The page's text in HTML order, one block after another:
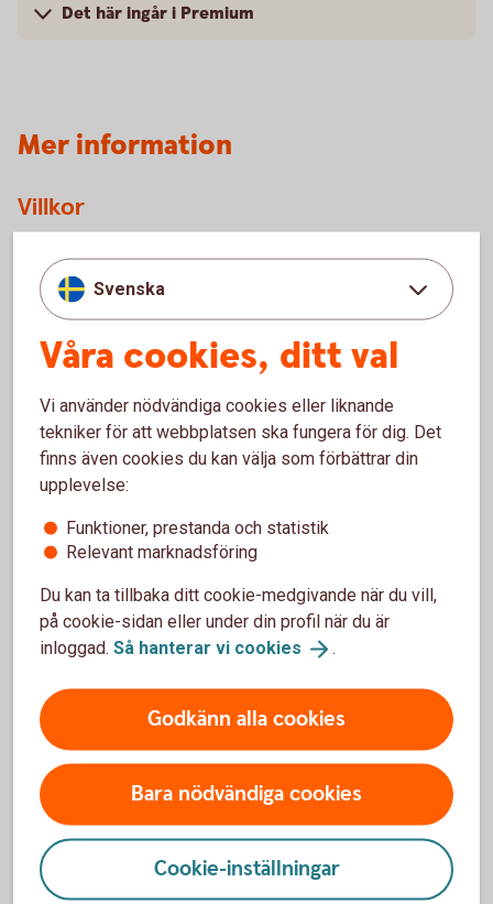
Det här ingår i Premium
Mer information
Villkor
Allmänna villkor Premium Företag (pdf)
Behöver du hjälp med att skriva
avtal?
Skriv företagsavtal tillsammans med en jurist.
Vårt juridiskaerbjudande
Ta del av förmånliga
erbjudanden
Kontakta oss om PremiumFöretag
Svenska
Våra cookies, ditt val
Vi använder nödvändiga cookies eller liknande
tekniker för att webbplatsen ska fungera för dig. Det
finns även cookies du kan välja som förbättrar din
upplevelse:
Funktioner, prestanda och statistik
Relevant marknadsföring
Du kan ta tillbaka ditt cookie-medgivande när du vill,
på cookie-sidan eller under din profil när du är
inloggad. Så hanterar vi cookies .
Godkänn alla cookies
Bara nödvändiga cookies
Cookie-inställningar